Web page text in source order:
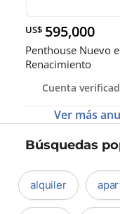
US$ 595,000
Penthouse Nuevo
Renacimiento
Cuenta
Ver más
Búsquedas
alquiler